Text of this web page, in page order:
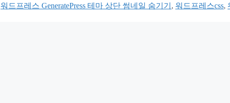
워드프레스 GeneratePress 테마 상단 썸네일 숨기기 , 워드프레스css,